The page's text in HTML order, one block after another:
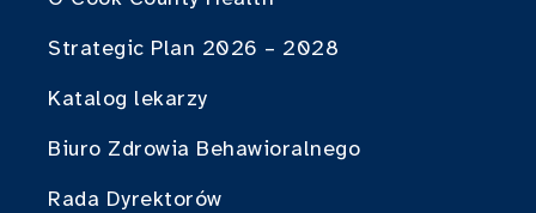
Strategic Plan 2026 – 2028
Katalog lekarzy
Biuro Zdrowia Behawioralnego
Rada Dyrektorów